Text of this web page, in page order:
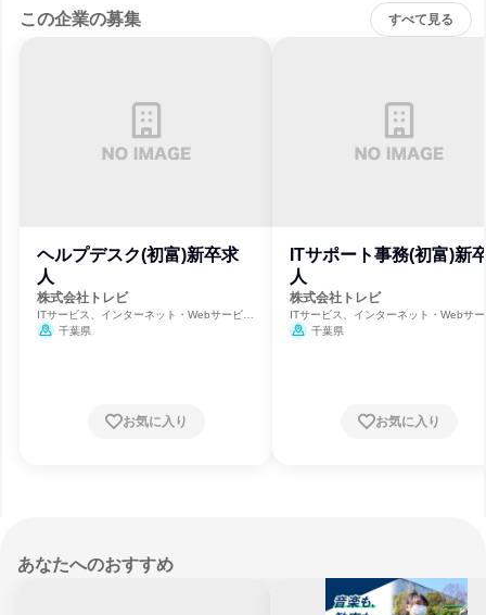
この企業の募集 すべて見る
ヘルプデスク(初富)新卒求
人
株式会社トレビ
ITサービス、インターネット・Webサービ
ス、ソフトウェア開発
千葉県
お気に入り
ITサポート事務(初富)新
人
株式会社トレビ
ITサービス、インターネット・Webサ
ス、ソフトウェア開発
千葉県
お気に入り
あなたへのおすすめ